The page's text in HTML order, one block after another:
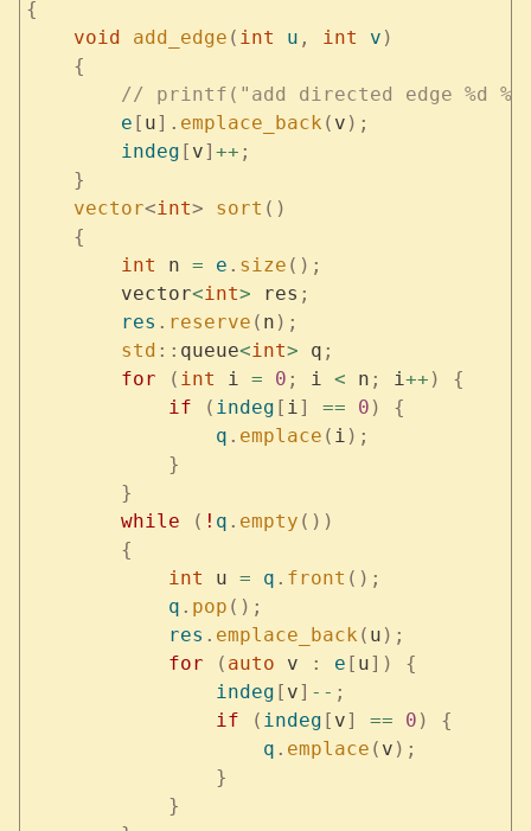
{
    void
add_edge ( int u , int v )
    {
// printf("add directed edge %d
        e
[ u]. emplace_back ( v );
        indeg
[ v] ++ ;
    }
    vector
<int> sort ()
    {
        int
n = e . size ();
        vector
<int> res ;
        res
. reserve ( n );
        std
:: queue<int> q ;
        for
( int i = 0 ; i < n ; i++ )
{
            if
( indeg [ i] == 0 )
{
                q
. emplace ( i );
            }
        }
        while
( ! q . empty ())
        {
            int
u = q . front ();
            q
. pop ();
            res
. emplace_back ( u );
            for
( auto v : e [ u])
{
                indeg
[ v] -- ;
                if
( indeg [ v] == 0 )
{
                    q
. emplace ( v );
                }
            }